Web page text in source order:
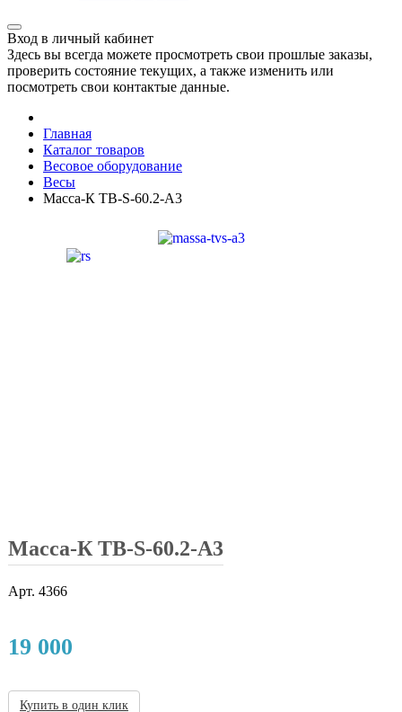
Вход в личный кабинет
Здесь вы всегда можете просмотреть свои прошлые заказы,
проверить состояние текущих, а также изменить или
посмотреть свои контактые данные.
Главная
Каталог товаров
Весовое оборудование
Весы
Масса-К TB-S-60.2-A3
Масса-К TB-S-60.2-A3
Арт. 4366
19 000
Купить в один клик